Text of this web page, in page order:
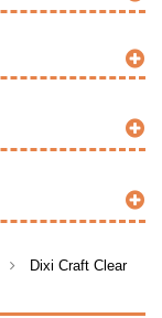
>
Dixi Craft Clear